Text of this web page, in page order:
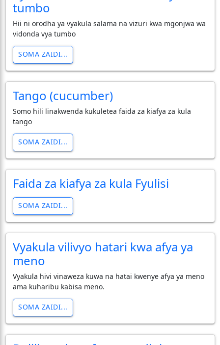
tumbo
Hii ni orodha ya vyakula salama na vizuri kwa mgonjwa wa
vidonda vya tumbo
SOMA ZAIDI...
Tango (cucumber)
Somo hili linakwenda kukuletea faida za kiafya za kula
tango
SOMA ZAIDI...
Faida za kiafya za kula Fyulisi
SOMA ZAIDI...
Vyakula vilivyo hatari kwa afya ya
meno
Vyakula hivi vinaweza kuwa na hatai kwenye afya ya meno
ama kuharibu kabisa meno.
SOMA ZAIDI...